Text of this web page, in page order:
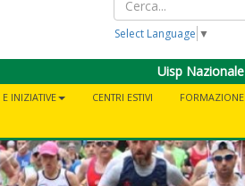
Select Language ▼
Uisp Nazionale
INIZIATIVE CENTRI ESTIVI FORMAZIONE